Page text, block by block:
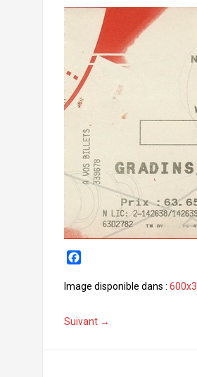
c
o
Image disponible dans :
Suivant →